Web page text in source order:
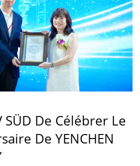
|
SÜD De Célébrer Le
De YENCHEN